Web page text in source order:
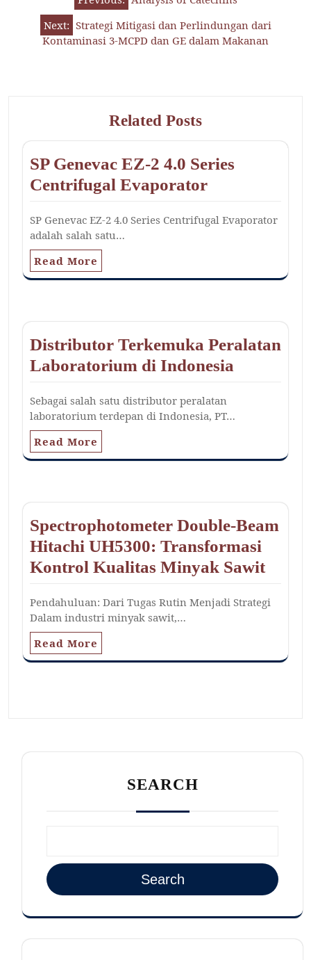
Next: Strategi Mitigasi dan Perlindungan dari
Kontaminasi 3-MCPD dan GE dalam Makanan
Related Posts
SP Genevac EZ-2 4.0 Series
Centrifugal Evaporator
SP Genevac EZ-2 4.0 Series Centrifugal Evaporator
adalah salah satu…
Read More
Distributor Terkemuka Peralatan
Laboratorium di Indonesia
Sebagai salah satu distributor peralatan
laboratorium terdepan di Indonesia, PT…
Read More
Spectrophotometer Double-Beam
Hitachi UH5300: Transformasi
Kontrol Kualitas Minyak Sawit
Pendahuluan: Dari Tugas Rutin Menjadi Strategi
Dalam industri minyak sawit,…
Read More
SEARCH
Search